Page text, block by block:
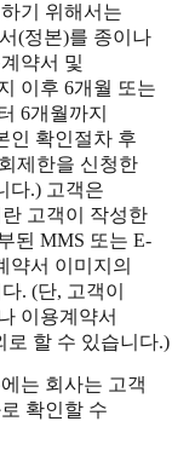
기 위해서는
(정본)를 종이나
약서 및
이후 6개월 또는
6개월까지
인 확인절차 후
제한을 신청한
다.) 고객은
고객이 작성한
된 MMS 또는 E-
약서 이미지의
. (단, 고객이
이용계약서
로 할 수 있습니다.)
는 회사는 고객
확인할 수